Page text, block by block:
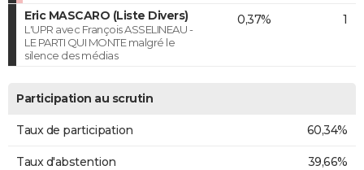
Eric MASCARO (Liste Divers)
L'UPR avec François ASSELINEAU -
LE PARTI QUI MONTE malgré le
silence des médias
0,37% 1
Participation au scrutin
Taux de participation 60,34%
Taux d'abstention 39,66%